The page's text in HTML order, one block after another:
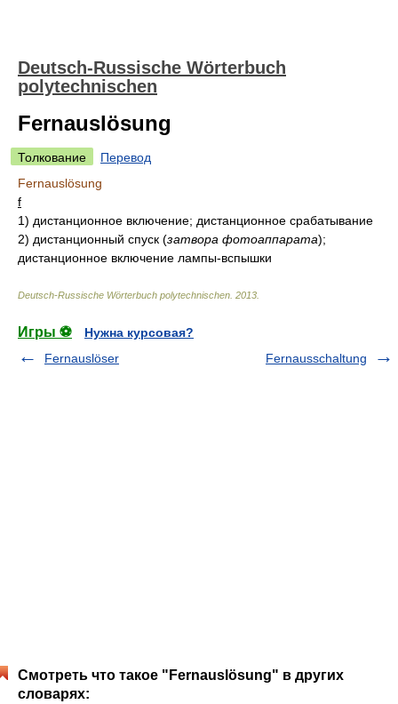
Deutsch-Russische Wörterbuch
polytechnischen
Fernauslösung
Толкование
Перевод
Fernauslösung
f
1) дистанционное включение; дистанционное срабатывание
2) дистанционный спуск (затвора фотоаппарата);
дистанционное включение лампы-вспышки
Deutsch-Russische Wörterbuch polytechnischen 2013
Игры ⚽
Нужна курсовая?
Fernauslöser
Fernausschaltung
Смотреть что такое "Fernauslösung" в других
словарях: